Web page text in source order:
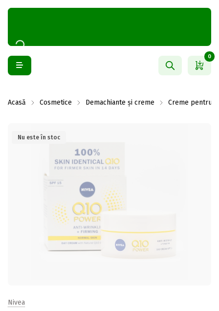
0
Acasă Cosmetice Demachiante și creme Creme pentru
Nu este în stoc
Nivea